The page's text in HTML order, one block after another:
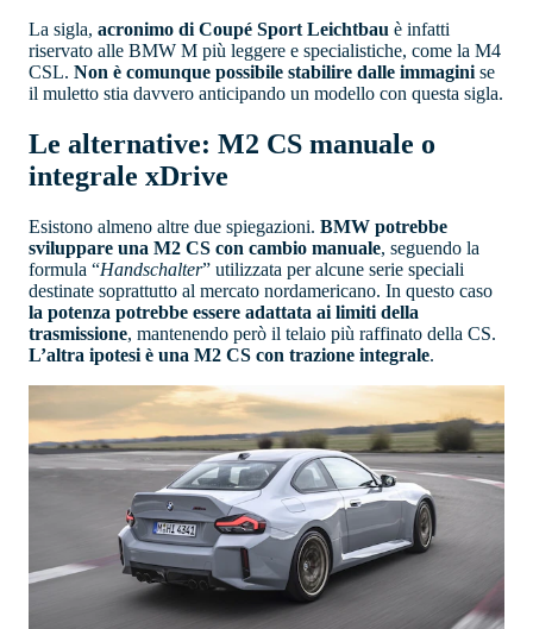
La sigla, acronimo di Coupé Sport Leichtbau è infatti
riservato alle BMW M più leggere e specialistiche, come la M4
CSL. Non è comunque possibile stabilire dalle immagini se
il muletto stia davvero anticipando un modello con questa sigla.
Le alternative: M2 CS manuale o
integrale xDrive
Esistono almeno altre due spiegazioni. BMW potrebbe
sviluppare una M2 CS con cambio manuale, seguendo la
formula “Handschalter” utilizzata per alcune serie speciali
destinate soprattutto al mercato nordamericano. In questo caso
la potenza potrebbe essere adattata ai limiti della
trasmissione, mantenendo però il telaio più raffinato della CS.
L’altra ipotesi è una M2 CS con trazione integrale.